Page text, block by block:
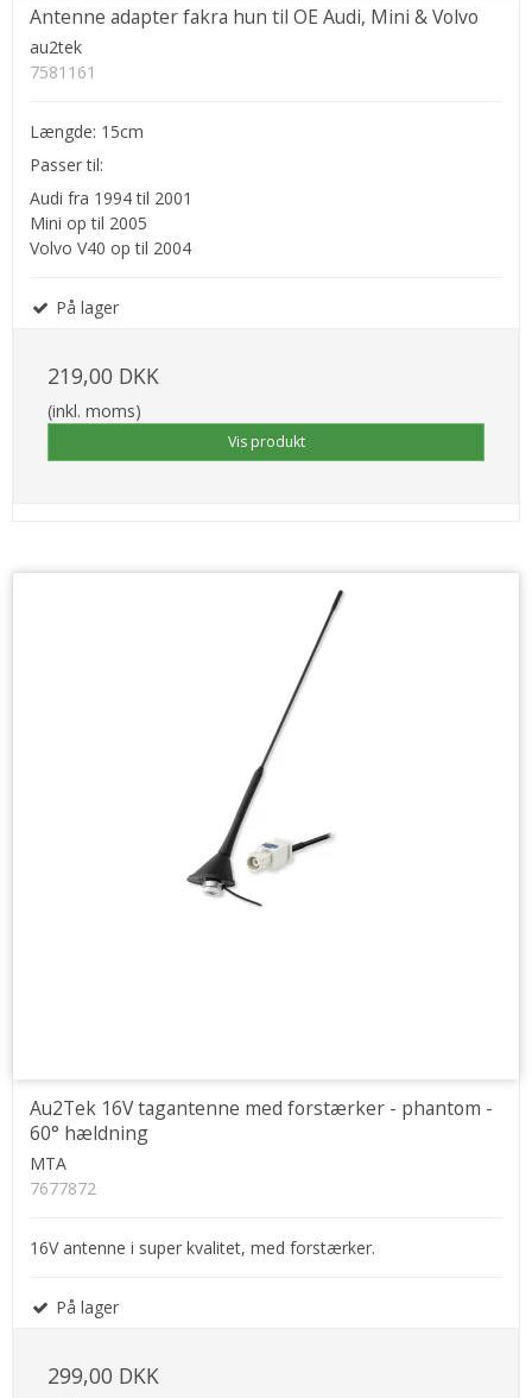
Antenne adapter fakra hun til OE Audi, Mini & Volvo
au2tek
7581161
Længde: 15cm
Passer til:
Audi fra 1994 til 2001
Mini op til 2005
Volvo V40 op til 2004
På lager
219,00 DKK
(inkl. moms)
Vis produkt
Au2Tek 16V tagantenne med forstærker - phantom -
60° hældning
MTA
7677872
16V antenne i super kvalitet, med forstærker.
På lager
299,00 DKK